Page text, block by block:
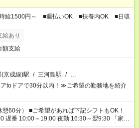
時給1500円～ ■週払いOK ■扶養内OK ■日収
給あり
額支給
(京成線)駅 / 三河島駅 / …
toドアで30分以内！≫ご希望の勤務地を紹介
ば下記シフトもOK！
番 10:00～19:00 夜勤 16:30～翌9:30 「家族
い」 「余裕を持って夕飯の準備がしたい」